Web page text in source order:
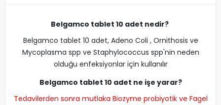
Belgamco tablet 10 adet nedir?
Belgamco tablet 10 adet, Adeno Coli , Ornithosis ve
Mycoplasma spp ve Staphylococcus spp'nin neden
olduğu enfeksiyonlar için kullanılır
Belgamco tablet 10 adet ne işe yarar?
Tedavilerden sonra mutlaka Biozyme probiyotikve Fagel